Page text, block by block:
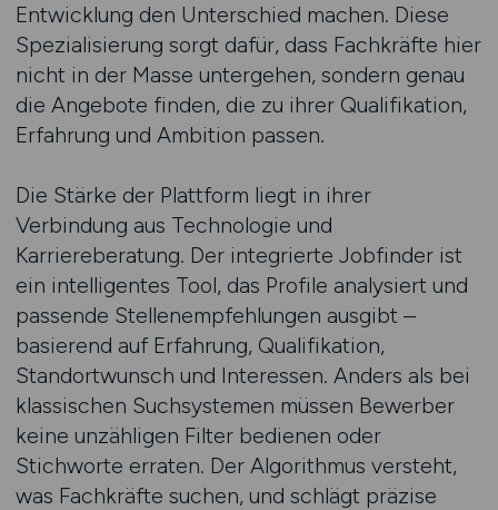
Entwicklung den Unterschied machen. Diese
Spezialisierung sorgt dafür, dass Fachkräfte hier
nicht in der Masse untergehen, sondern genau
die Angebote finden, die zu ihrer Qualifikation,
Erfahrung und Ambition passen.
Die Stärke der Plattform liegt in ihrer
Verbindung aus Technologie und
Karriereberatung. Der integrierte Jobfinder ist
ein intelligentes Tool, das Profile analysiert und
passende Stellenempfehlungen ausgibt –
basierend auf Erfahrung, Qualifikation,
Standortwunsch und Interessen. Anders als bei
klassischen Suchsystemen müssen Bewerber
keine unzähligen Filter bedienen oder
Stichworte erraten. Der Algorithmus versteht,
was Fachkräfte suchen, und schlägt präzise